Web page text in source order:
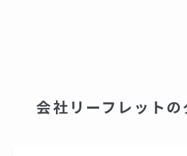
会社リーフレット